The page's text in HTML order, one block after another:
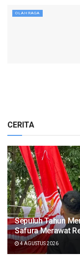
OLAHRAGA
CERITA
Sepuluh Tahun
Safura Merawat
4 AGUSTUS 2026